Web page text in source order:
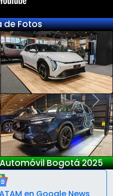
de Fotos
S05
Next